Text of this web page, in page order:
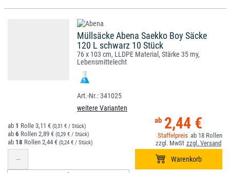
Müllsäcke Abena Saekko Boy Säcke
120 L schwarz 10 Stück
76 x 103 cm, LLDPE Material, Stärke 35 my,
Lebensmittelecht
341025
weitere Varianten
2,44 €
18
1 3,11 € (0,31 € / Stück)
6 2,89 € (0,29 € / Stück)
18 2,44 € (0,24 € / Stück)